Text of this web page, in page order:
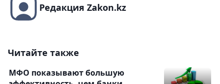
Редакция Zakon.kz
Читайте также
МФО показывают большую